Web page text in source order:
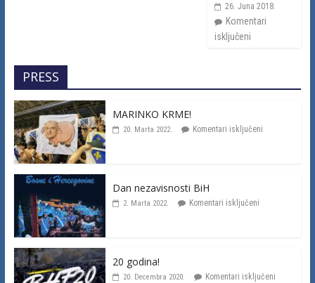
26. Juna 2018.
Komentari
isključeni
PRESS
MARINKO KRME!
20. Marta 2022. Komentari isključeni
Dan nezavisnosti BiH
2. Marta 2022. Komentari isključeni
20 godina!
20. Decembra 2020. Komentari isključeni